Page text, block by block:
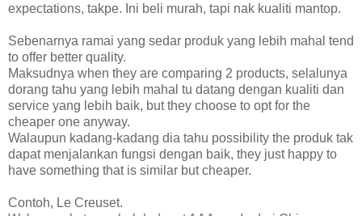
expectations, takpe. Ini beli murah, tapi nak kualiti mantop.
Sebenarnya ramai yang sedar produk yang lebih mahal tend
to offer better quality.
Maksudnya when they are comparing 2 products, selalunya
dorang tahu yang lebih mahal tu datang dengan kualiti dan
service yang lebih baik, but they choose to opt for the
cheaper one anyway.
Walaupun kadang-kadang dia tahu possibility the produk tak
dapat menjalankan fungsi dengan baik, they just happy to
have something that is similar but cheaper.
Contoh, Le Creuset.